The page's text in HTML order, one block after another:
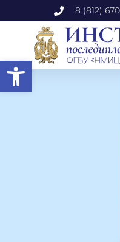
Открыть панель
8 (812)